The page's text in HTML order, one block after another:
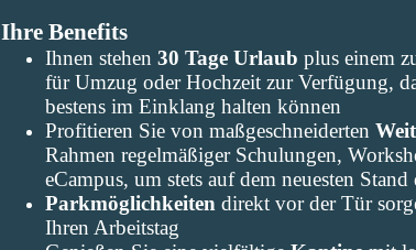
Ihre Benefits
Ihnen stehen 30 Tage Urlaub plus einem
für Umzug oder Hochzeit zur Verfügung,
bestens im Einklang halten können
Profitieren Sie von maßgeschneiderten
Rahmen regelmäßiger Schulungen,
eCampus, um stets auf dem neuesten
Parkmöglichkeiten direkt vor der Tür
Ihren Arbeitstag